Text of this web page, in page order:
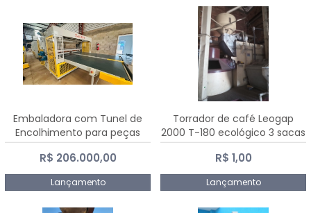
Embaladora com Tunel de
Encolhimento para peças
grandes portas janelas -
Dalmak
R$ 206.000,00
Lançamento
Torrador de café Leogap
2000 T-180 ecológico 3 sacas
de carga 540 kg/h
R$ 1,00
Lançamento